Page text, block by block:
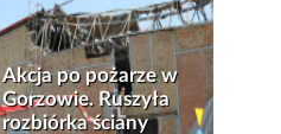
Akcja po pożarze w
Gorzowie. Ruszyła
rozbiórka ściany